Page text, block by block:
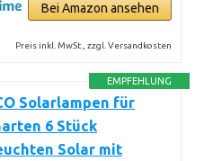
Bei Amazon ansehen
Preis inkl. MwSt., zzgl. Versandkosten
EMPFEHLUNG
Solarlampen für
6 Stück
Solar mit